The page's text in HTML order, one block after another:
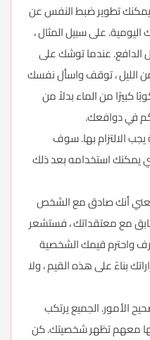
تطوير ضبط النفس عن
على سبيل المثال ،
الدافع. عندما توشك على
الليل ، توقف واسأل نفسك
كبيرًا من الماء بدلاً من
في دوافعك.
يجب الالتزام بها. سوف
يمكنك استخدامه بعد ذلك
يعني أنك صادق مع الشخص
مع معتقداتك ، فستشعر
واحترم قيمك الشخصية
بناءً على هذه القيم ، ولا
الأمور. الجميع يرتكب
بها معهم تظهر شخصيتك. كن